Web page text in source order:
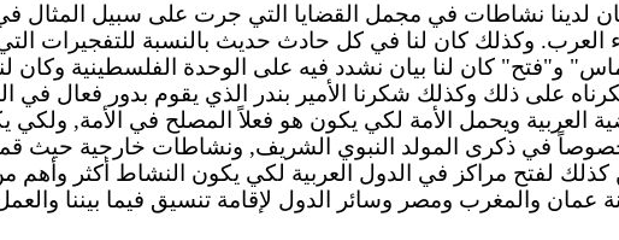
نشاطات في مجمل القضايا التي جرت على سبيل المثال في
العرب. وكذلك كان لنا في كل حادث حديث بالنسبة للتفجيرات
كان لنا بيان نشدد فيه على الوحدة الفلسطينية وكان
على ذلك وكذلك شكرنا الأمير بندر الذي يقوم بدور فعال في
العربية ويحمل الأمة لكي يكون هو فعلاً المصلح في الأمة,
في ذكرى المولد النبوي الشريف, ونشاطات خارجية حيث قمت
كذلك لفتح مراكز في الدول العربية لكي يكون النشاط أكثر
عمان والمغرب ومصر وسائر الدول لإقامة تنسيق فيما بيننا